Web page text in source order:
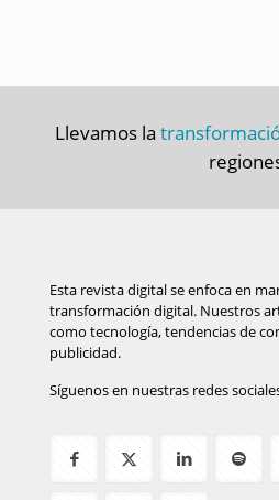
Llevamos la
Esta revista digital se enfoca en
transformación digital. Nuestros
como tecnología, tendencias de
publicidad.
Síguenos en nuestras redes